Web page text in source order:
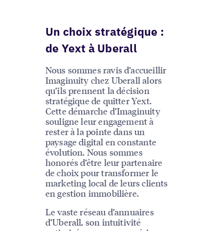
Un choix stratégique :
de Yext à Uberall
Nous sommes ravis d’accueillir
Imaginuity chez Uberall alors
qu’ils prennent la décision
stratégique de quitter Yext.
Cette démarche d’Imaginuity
souligne leur engagement à
rester à la pointe dans un
paysage digital en constante
évolution. Nous sommes
honorés d’être leur partenaire
de choix pour transformer le
marketing local de leurs clients
en gestion immobilière.
Le vaste réseau d’annuaires
d’Uberall, son intuitivité